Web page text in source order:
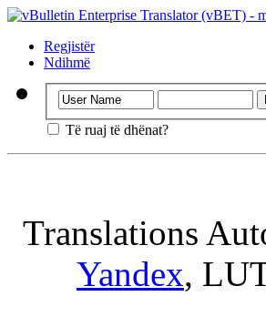
Regjistër
Ndihmë
Të ruaj të dhënat?
Translations
Yandex,